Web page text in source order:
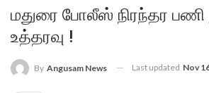
மதுரை போலீஸ் நிரந்தர பணி
உத்தரவு !
By Angusam News Last updated Nov